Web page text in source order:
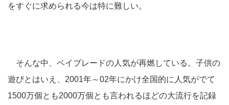
をすぐに求められる今は特に難しい。
そんな中、ベイブレードの人気が再燃している。子供の
遊びとはいえ、2001年～02年にかけ全国的に人気がでて
1500万個とも2000万個とも言われるほどの大流行を記録